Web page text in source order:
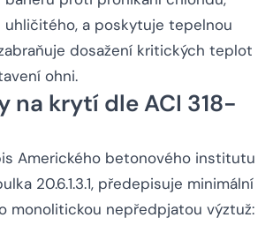
uhličitého, a poskytuje tepelnou
dosažení kritických teplot
ohni.
na krytí dle ACI 318-
Amerického betonového institutu
20.6.1.3.1, předepisuje minimální
monolitickou nepředpjatou výztuž: